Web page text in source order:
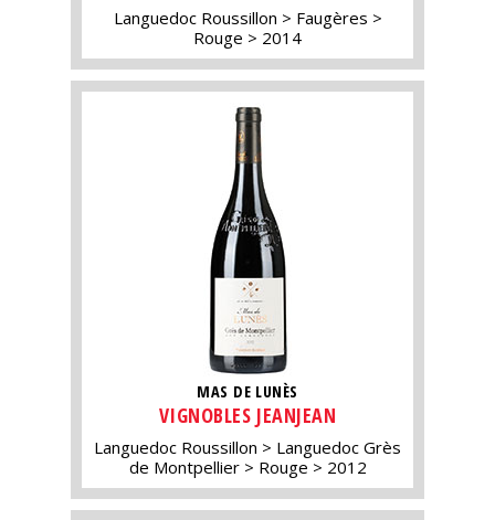
Languedoc Roussillon
Faugères
Rouge
2014
MAS DE LUNÈS
VIGNOBLES JEANJEAN
Languedoc Roussillon
Languedoc Grès
de Montpellier
Rouge 2012